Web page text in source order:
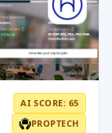
AI SCORE: 65
PROPTECH